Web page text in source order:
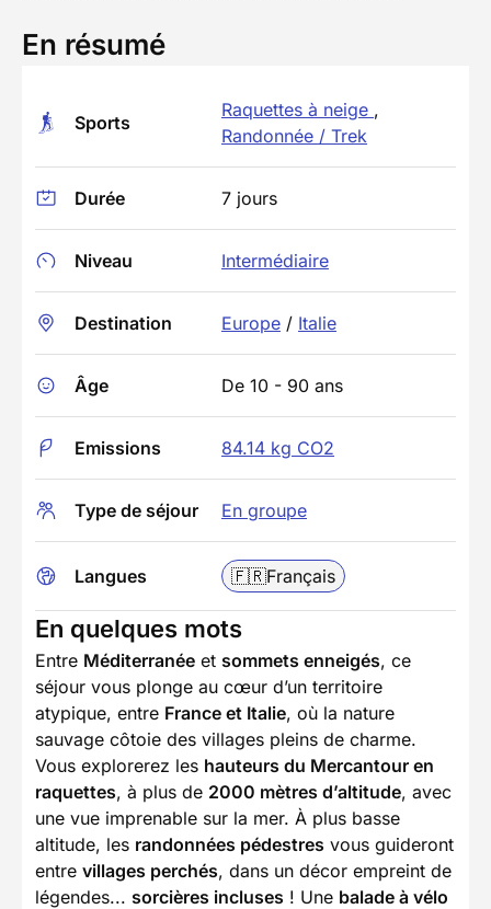
En résumé
Sports
Raquettes à neige ,
Randonnée / Trek
Durée 7 jours
Niveau Intermédiaire
Destination Europe / Italie
Âge De 10 - 90 ans
Emissions 84.14 kg CO2
Type de séjour En groupe
Langues 🇫🇷Français
En quelques mots
Entre Méditerranée et sommets enneigés, ce
séjour vous plonge au cœur d’un territoire
atypique, entre France et Italie, où la nature
sauvage côtoie des villages pleins de charme.
Vous explorerez les hauteurs du Mercantour en
raquettes, à plus de 2000 mètres d’altitude, avec
une vue imprenable sur la mer. À plus basse
altitude, les randonnées pédestres vous guideront
entre villages perchés, dans un décor empreint de
légendes... sorcières incluses ! Une balade à vélo